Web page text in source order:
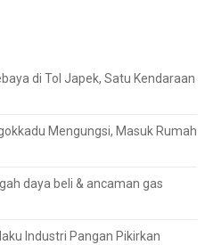
di Tol Japek, Satu Kendaraan
Mengungsi, Masuk Rumah
daya beli & ancaman gas
Industri Pangan Pikirkan